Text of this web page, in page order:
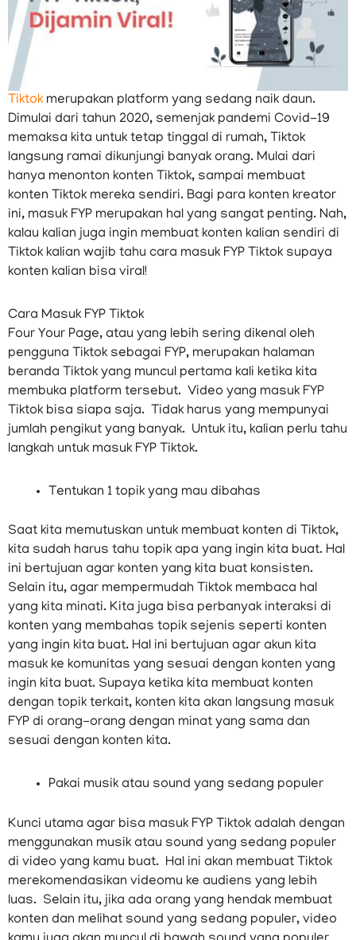
Tiktok merupakan platform yang sedang naik daun.
Dimulai dari tahun 2020, semenjak pandemi Covid-19
memaksa kita untuk tetap tinggal di rumah, Tiktok
langsung ramai dikunjungi banyak orang. Mulai dari
hanya menonton konten Tiktok, sampai membuat
konten Tiktok mereka sendiri. Bagi para konten kreator
ini, masuk FYP merupakan hal yang sangat penting. Nah,
kalau kalian juga ingin membuat konten kalian sendiri di
Tiktok kalian wajib tahu cara masuk FYP Tiktok supaya
konten kalian bisa viral!
Cara Masuk FYP Tiktok
Four Your Page, atau yang lebih sering dikenal oleh
pengguna Tiktok sebagai FYP, merupakan halaman
beranda Tiktok yang muncul pertama kali ketika kita
membuka platform tersebut. Video yang masuk FYP
Tiktok bisa siapa saja. Tidak harus yang mempunyai
jumlah pengikut yang banyak. Untuk itu, kalian perlu tahu
langkah untuk masuk FYP Tiktok.
Tentukan 1 topik yang mau dibahas
Saat kita memutuskan untuk membuat konten di Tiktok,
kita sudah harus tahu topik apa yang ingin kita buat. Hal
ini bertujuan agar konten yang kita buat konsisten.
Selain itu, agar mempermudah Tiktok membaca hal
yang kita minati. Kita juga bisa perbanyak interaksi di
konten yang membahas topik sejenis seperti konten
yang ingin kita buat. Hal ini bertujuan agar akun kita
masuk ke komunitas yang sesuai dengan konten yang
ingin kita buat. Supaya ketika kita membuat konten
dengan topik terkait, konten kita akan langsung masuk
FYP di orang-orang dengan minat yang sama dan
sesuai dengan konten kita.
Pakai musik atau sound yang sedang populer
Kunci utama agar bisa masuk FYP Tiktok adalah dengan
menggunakan musik atau sound yang sedang populer
di video yang kamu buat. Hal ini akan membuat Tiktok
merekomendasikan videomu ke audiens yang lebih
luas. Selain itu, jika ada orang yang hendak membuat
konten dan melihat sound yang sedang populer, video